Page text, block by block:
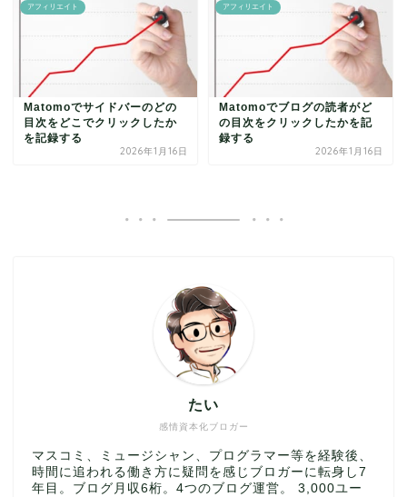
アフィリエイト
Matomoでサイドバーのどの
目次をどこでクリックしたか
を記録する
2026年1月16日
アフィリエイト
Matomoでブログの読者がど
の目次をクリックしたかを記
録する
2026年1月16日
感情資本化ブロガー
たい
マスコミ、ミュージシャン、プログラマー等を経験後、
時間に追われる働き方に疑問を感じブロガーに転身し7
年目。ブログ月収6桁。4つのブログ運営。 3,000ユー